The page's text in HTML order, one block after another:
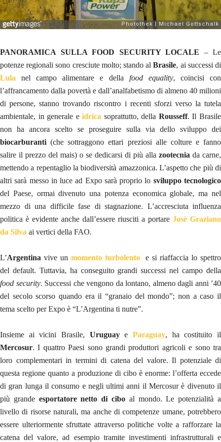
PANORAMICA SULLA FOOD SECURITY LOCALE – Le
potenze regionali sono cresciute molto; stando alBrasile, ai successi di
Lula nel campo alimentare e della food equality, coincisi con
l’affrancamento dalla povertà e dall’analfabetismo di almeno 40 milioni
di persone, stanno trovando riscontro i recenti sforzi verso la tutela
ambientale, in generale eidrica soprattutto, della Rousseff. Il Brasile
non ha ancora scelto se proseguire sulla via dello sviluppo dei
biocarburanti (che sottraggono ettari preziosi alle colture e fanno
salire il prezzo del mais) o se dedicarsi di più alla zootecnia da carne,
mettendo a repentaglio la biodiversità amazzonica. L’aspetto che più di
altri sarà messo in luce ad Expo sarà proprio lo sviluppo tecnologico
del Paese, ormai divenuto una potenza economica globale, ma nel
mezzo di una difficile fase di stagnazione. L’accresciuta influenza
politica è evidente anche dall’essere riusciti a portare Josè Graziano
da Silva ai vertici della FAO.
L’Argentina vive un momento turbolentoe si riaffaccia lo spettro
del default. Tuttavia, ha conseguito grandi successi nel campo della
food security. Successi che vengono da lontano, almeno dagli anni ’40
del secolo scorso quando era il “granaio del mondo”; non a caso il
tema scelto per Expo è “L’Argentina ti nutre”.
Insieme ai vicini Brasile, UruguayeParaguay, ha costituito il
Mercosur. I quattro Paesi sono grandi produttori agricoli e sono tra
loro complementari in termini di catena del valore. Il potenziale di
questa regione quanto a produzione di cibo è enorme: l’offerta eccede
di gran lunga il consumo e negli ultimi anni il Mercosur è divenuto il
più grande esportatore netto di cibo al mondo. Le potenzialità a
livello di risorse naturali, ma anche di competenze umane, potrebbero
essere ulteriormente sfruttate attraverso politiche volte a rafforzare la
catena del valore, ad esempio tramite investimenti infrastrutturali e